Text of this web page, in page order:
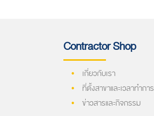
Contractor Shop
เกี่ยวกับเรา
ที่ตั้งสาขาและเวลาทำการ
ข่าวสารและกิจกรรม